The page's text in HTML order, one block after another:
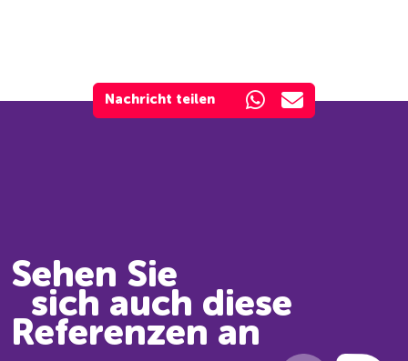
Nachricht teilen
Sehen Sie
sich auch diese
Referenzen an
Schräder
Abgastechnologie
Kundenreferenz
Refe-
renz